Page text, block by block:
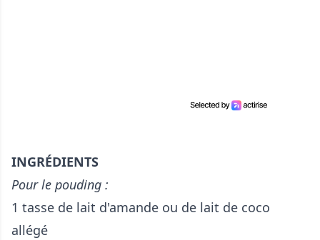
INGRÉDIENTS
Pour le pouding :
1 tasse de lait d'amande ou de lait de coco
allégé